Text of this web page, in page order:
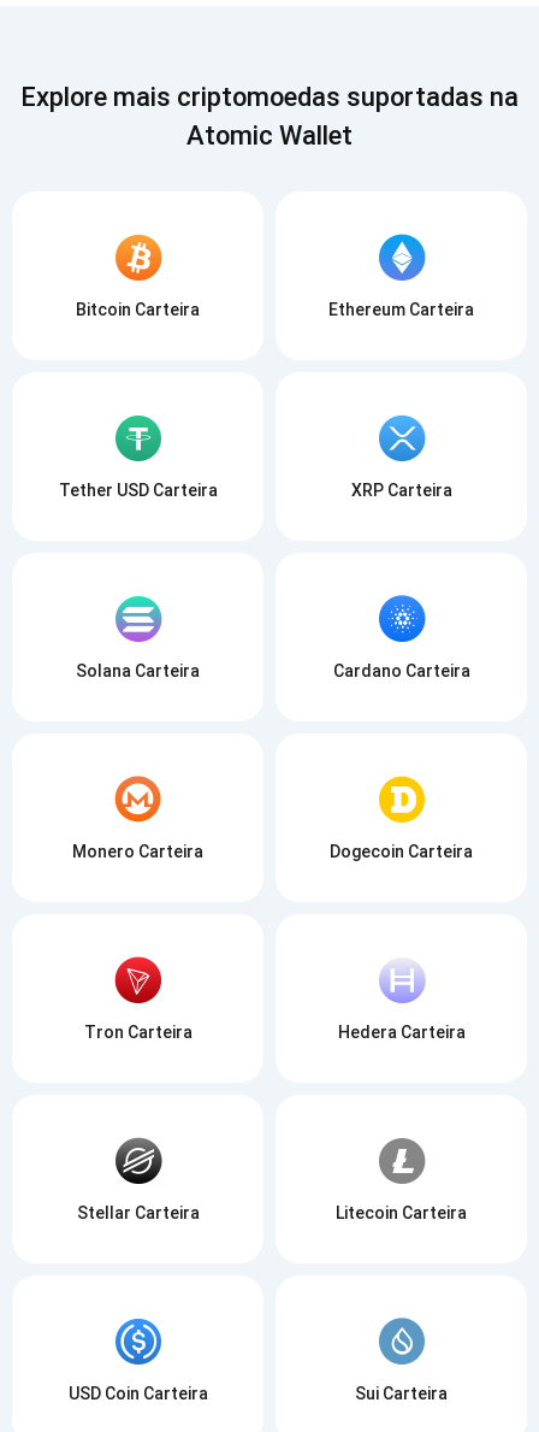
INSCREVER
Explore mais criptomoedas suportadas na
Atomic Wallet
Bitcoin Carteira Ethereum Carteira
Tether USD Carteira XRP Carteira
Solana Carteira Cardano Carteira
Monero Carteira Dogecoin Carteira
Tron Carteira Hedera Carteira
Stellar Carteira Litecoin Carteira
USD Coin Carteira Sui Carteira